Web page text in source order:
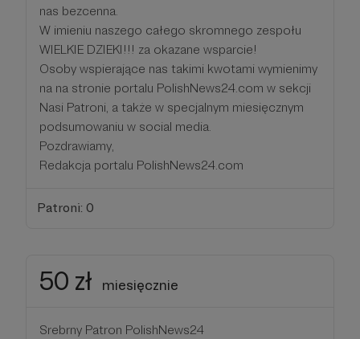
nas bezcenna.
W imieniu naszego całego skromnego zespołu
WIELKIE DZIEKI!!! za okazane wsparcie!
Osoby wspierające nas takimi kwotami wymienimy
na na stronie portalu PolishNews24.com w sekcji
Nasi Patroni, a także w specjalnym miesięcznym
podsumowaniu w social media.
Pozdrawiamy,
Redakcja portalu PolishNews24.com
Patroni: 0
50 zł miesięcznie
Srebrny Patron PolishNews24